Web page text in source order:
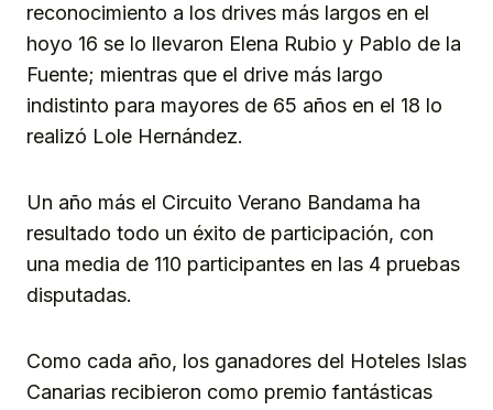
reconocimiento a los drives más largos en el
hoyo 16 se lo llevaron Elena Rubio y Pablo de la
Fuente; mientras que el drive más largo
indistinto para mayores de 65 años en el 18 lo
realizó Lole Hernández.
Un año más el Circuito Verano Bandama ha
resultado todo un éxito de participación, con
una media de 110 participantes en las 4 pruebas
disputadas.
Como cada año, los ganadores del Hoteles Islas
Canarias recibieron como premio fantásticas